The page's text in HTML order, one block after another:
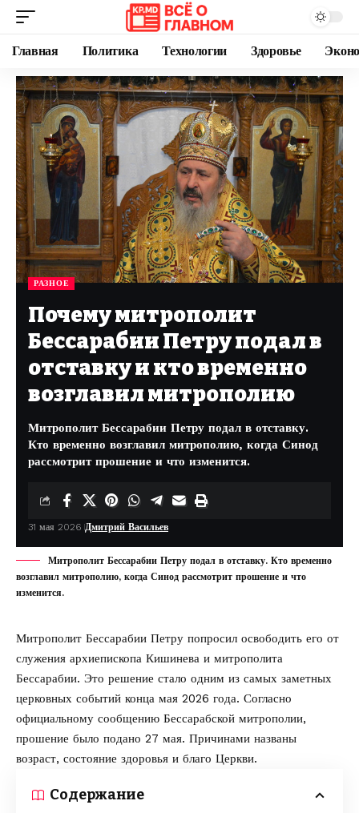
Главная Политика Технологии Здоровье
РАЗНОЕ
Почему митрополит
Бессарабии Петру подал в
отставку и кто временно
возглавил митрополию
Митрополит Бессарабии Петру подал в отставку.
Кто временно возглавил митрополию, когда Синод
рассмотрит прошение и что изменится.
31 мая 2026 Дмитрий Васильев
Митрополит Бессарабии Петру подал в отставку. Кто временно
возглавил митрополию, когда Синод рассмотрит прошение и что
изменится.
Митрополит Бессарабии Петру попросил освободить его от
служения архиепископа Кишинева и митрополита
Бессарабии. Это решение стало одним из самых заметных
церковных событий конца мая 2026 года. Согласно
официальному сообщению Бессарабской митрополии,
прошение было подано 27 мая. Причинами названы
возраст, состояние здоровья и благо Церкви.
Содержание